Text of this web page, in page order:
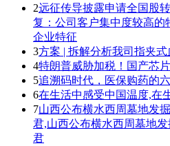
2远征传导披露申请全国股
复：公司客户集中度较高
企业特征
3方案 | 拆解分析我司指夹
4特朗普威胁加税！国产芯
5追溯码时代，医保购药的
6在生活中感受中国温度,在
7山西公布横水西周墓地发
君,山西公布横水西周墓地
君